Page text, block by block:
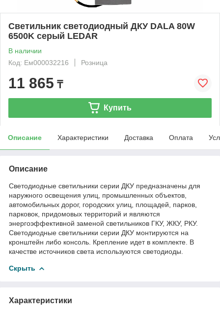
Светильник светодиодный ДКУ DALA 80W
6500K серый LEDAR
В наличии
Код: Ем000032216
Розница
11 865 ₸
Купить
Описание Характеристики Доставка Оплата
Описание
Светодиодные светильники серии ДКУ предназначены для
наружного освещения улиц, промышленных объектов,
автомобильных дорог, городских улиц, площадей, парков,
парковок, придомовых территорий и являются
энергоэффективной заменой светильников ГКУ, ЖКУ, РКУ.
Светодиодные светильники серии ДКУ монтируются на
кронштейн либо консоль. Крепление идет в комплекте. В
качестве источников света используются светодиоды.
Скрыть
Характеристики